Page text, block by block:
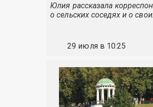
Юлия рассказала
о сельских соседях и о
29 июля в 10:25